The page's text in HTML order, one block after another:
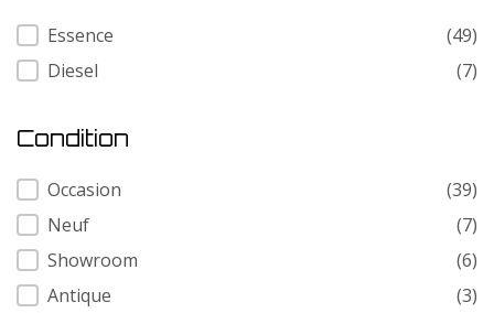
Carburant
Essence
(49)
Diesel
(7)
Condition
Condition
Occasion
(39)
Neuf
(7)
Showroom
(6)
Antique
(3)